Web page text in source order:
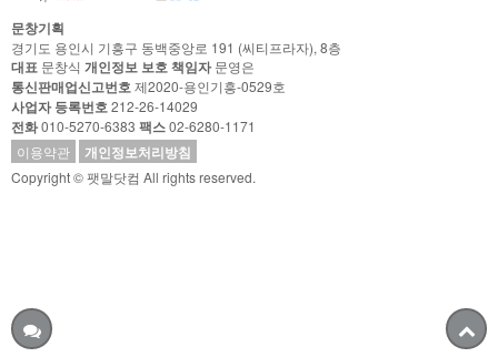
문창기획
경기도 용인시 기흥구 동백중앙로 191 (씨티프라자), 8층
대표 문창식 개인정보 보호 책임자문영은
통신판매업신고번호제2020-용인기흥-0529호
사업자 등록번호212-26-14029
전화010-5270-6383 팩스02-6280-1171
이용약관
개인정보처리방침
Copyright © 팻말닷컴 All rights reserved.